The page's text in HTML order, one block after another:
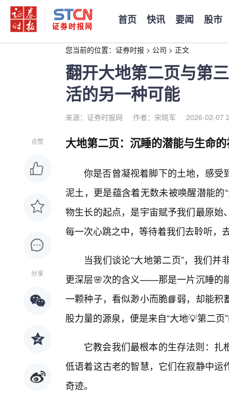
首页 快讯 要闻 股市
您当前的位置： 证券时报 > 公司 > 正文
翻开大地第二页与第
活的另一种可能
来源：证券时报网 作者：宋晓军 2026-02-07
点赞
分享
大地第二页：沉睡的潜能与生命
你是否曾凝视着脚下的土地，感受
泥土，更是蕴含着无数未被唤醒潜能
物生长的起点，是宇宙赋予我们最原
每一次心跳之中，等待着我们去聆听，
当我们谈论“大地第二页”，我们
更深层🌸次的含义——那是一片沉睡的
一颗种子，看似渺小而脆📘弱，却能
股力量的源泉，便是来自“大地💡第二页
它教会我们最根本的生存法则：
低语着这古老的智慧，它们在寂静中
奇迹。